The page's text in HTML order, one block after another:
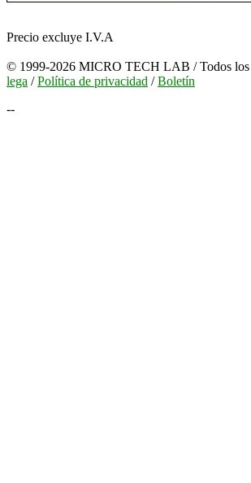
Precio excluye I.V.A
© 1999-2026 MICRO TECH LAB / Todos los
lega /Política de privacidad /Boletín
--